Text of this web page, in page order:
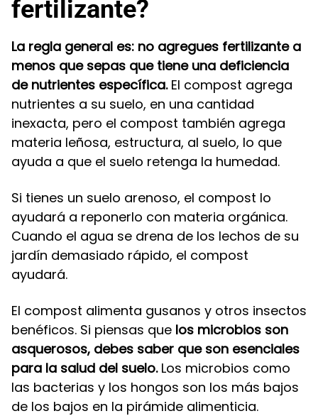
fertilizante?
La regla general es: no agregues fertilizante a
menos que sepas que tiene una deficiencia
de nutrientes específica.El compost agrega
nutrientes a su suelo, en una cantidad
inexacta, pero el compost también agrega
materia leñosa, estructura, al suelo, lo que
ayuda a que el suelo retenga la humedad.
Si tienes un suelo arenoso, el compost lo
ayudará a reponerlo con materia orgánica.
Cuando el agua se drena de los lechos de su
jardín demasiado rápido, el compost
ayudará.
El compost alimenta gusanos y otros insectos
benéficos. Si piensas que los microbios son
asquerosos, debes saber que son esenciales
para la salud del suelo. Los microbios como
las bacterias y los hongos son los más bajos
de los bajos en la pirámide alimenticia.